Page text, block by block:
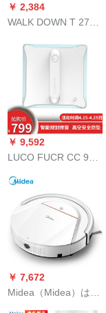
￥ 2,384
WALK DOWN T 270
型サイトー掃除機全
す。
￥ 9,592
LUCO FUCR CC 906
シー拭き取りロボッ
ト全自動知能高克克
克里窓ルーレット家
電
￥ 7,672
Midea（Midea）はロ